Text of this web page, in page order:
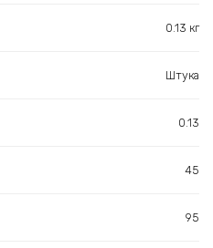
0.13 кг
Штука
0.13
45
95